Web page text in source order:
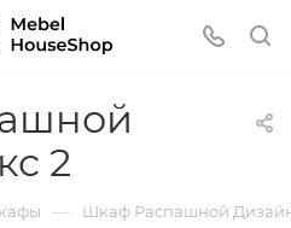
2
— Шкаф Распашной